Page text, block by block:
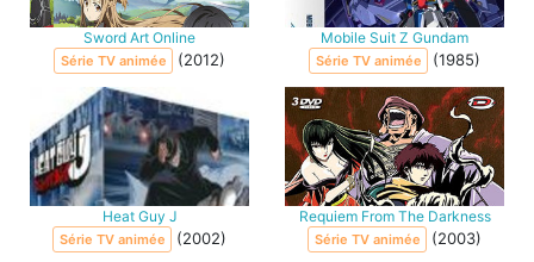
Sword Art Online
Série TV animée (2012)
Mobile Suit Z Gundam
Série TV animée (1985)
Heat Guy J
Série TV animée (2002)
Requiem From The Darkness
Série TV animée (2003)